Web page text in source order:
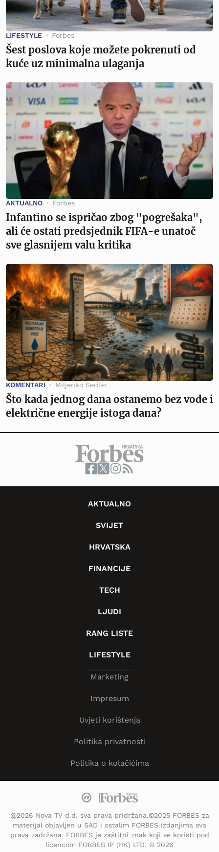
LIFESTYLE Forbes
Šest poslova koje možete pokrenuti od
kuće uz minimalna ulaganja
AKTUALNO Forbes
Infantino se ispričao zbog "pogrešaka",
ali će ostati predsjednik FIFA-e unatoč
sve glasnijem valu kritika
KOMENTARI Miljenko Sedlar
Što kada jednog dana ostanemo bez vode i
električne energije istoga dana?
AKTUALNO
SVIJET
HRVATSKA
FINANCIJE
TECH
LJUDI
RANG LISTE
LIFESTYLE
Marketing
Impresum
Uvjeti korištenja
Politika privatnosti
Politika o kolačićima
@2026 Nova TV d.d. sva prava pridržana.©2025 FORBES za
materijal objavljen u SAD i ostalim FORBES izdanjima sva
prava zadržana. FORBES je zaštitni znak koji se koristi pod
licencom FORBES IP (HK) LTD. © 2026